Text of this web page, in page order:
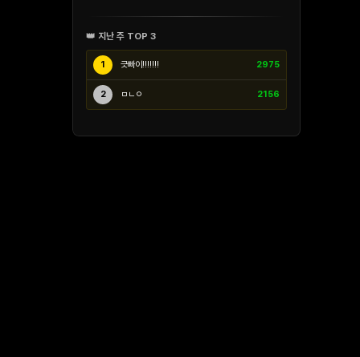
👑 지난 주 TOP 3
1 긋빠이!!!!!!! 2975
2 ㅁㄴㅇ 2156